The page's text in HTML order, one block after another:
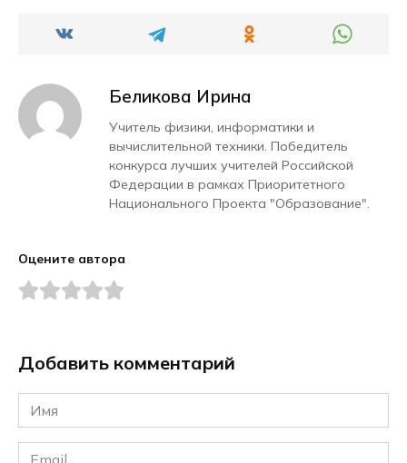
Беликова Ирина
Учитель физики, информатики и
вычислительной техники. Победитель
конкурса лучших учителей Российской
Федерации в рамках Приоритетного
Национального Проекта "Образование".
Оцените автора
Добавить комментарий
Имя
*
Email